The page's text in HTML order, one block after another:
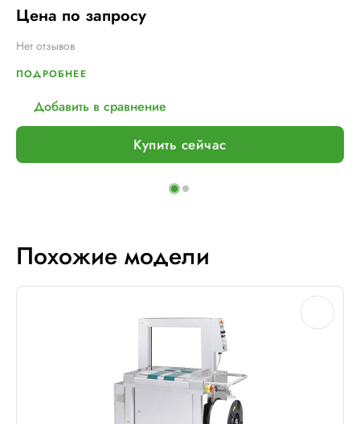
Цена по запросу
Нет отзывов
ПОДРОБНЕЕ
Добавить в сравнение
Купить сейчас
Похожие модели